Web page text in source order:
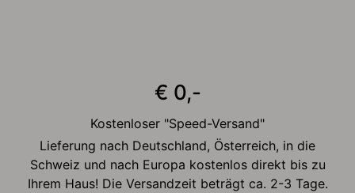
€ 0,-
Kostenloser "Speed-Versand"
Lieferung nach Deutschland, Österreich, in die
Schweiz und nach Europa kostenlos direkt bis zu
Ihrem Haus! Die Versandzeit beträgt ca. 2-3 Tage.